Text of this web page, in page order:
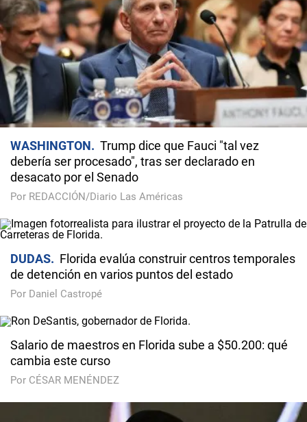
WASHINGTON
Trump dice que Fauci "tal vez
debería ser procesado", tras ser declarado en
desacato por el Senado
Por REDACCIÓN/Diario Las Américas
DUDAS
Florida evalúa construir centros temporales
de detención en varios puntos del estado
Por Daniel Castropé
Salario de maestros en Florida sube a $50.200: qué
cambia este curso
Por CÉSAR MENÉNDEZ